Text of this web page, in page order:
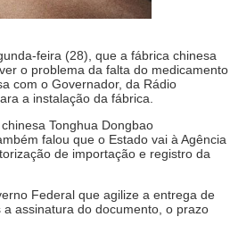
feira (28), que a fábrica chinesa
o problema da falta do medicamento
com o Governador, da Rádio
a instalação da fábrica.
Tonghua Dongbao
falou que o Estado vai à Agência
de importação e registro da
Federal que agilize a entrega de
assinatura do documento, o prazo